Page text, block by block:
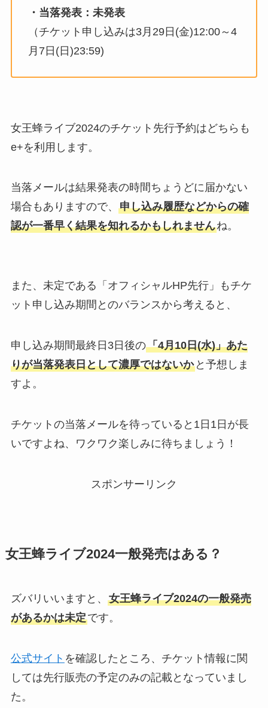
・当落発表：未発表
（チケット申し込みは3月29日(金)12:00～4
月7日(日)23:59)
女王蜂ライブ2024のチケット先行予約はどちらも
e+を利用します。
当落メールは結果発表の時間ちょうどに届かない
場合もありますので、 申し込み履歴などからの確
認が一番早く結果を知れるかもしれませんね。
また、未定である「オフィシャルHP先行」もチケ
ット申し込み期間とのバランスから考えると、
申し込み期間最終日3日後の「4月10日(水)」あた
りが当落発表日として濃厚ではないかと予想しま
すよ。
チケットの当落メールを待っていると1日1日が長
いですよね、ワクワク楽しみに待ちましょう！
スポンサーリンク
女王蜂ライブ2024一般発売はある？
ズバリいいますと、 女王蜂ライブ2024の一般発売
があるかは未定です。
公式サイト を確認したところ、チケット情報に関
しては先行販売の予定のみの記載となっていまし
た。